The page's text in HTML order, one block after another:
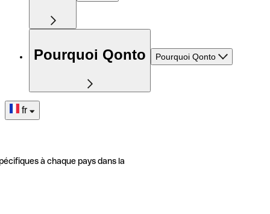
Pourquoi Qonto Pourquoi Qonto
fr
à chaque pays dans la